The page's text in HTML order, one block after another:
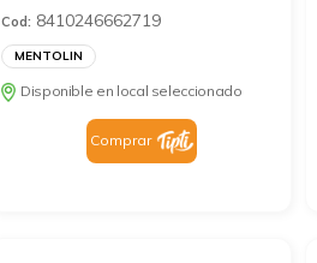
Cod: 8410246662719
MENTOLIN
Disponible en local seleccionado
Comprar